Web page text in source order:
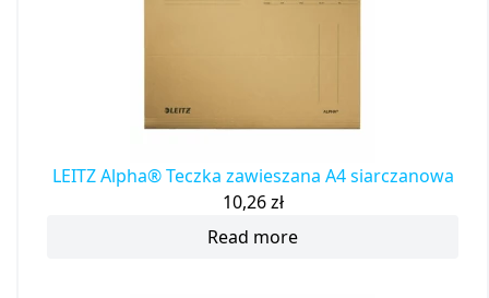
LEITZ Alpha® Teczka zawieszana A4 siarczanowa
10,26zł
Read more